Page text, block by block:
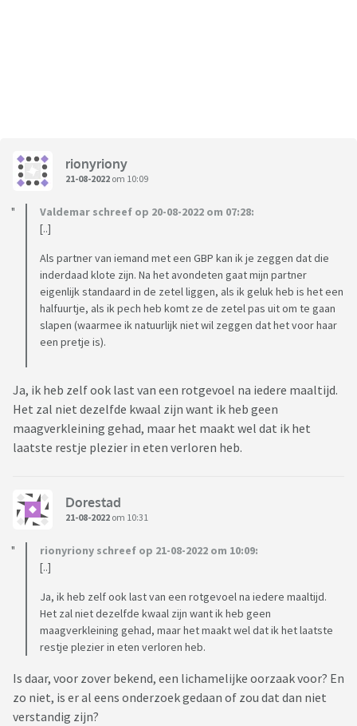
rionyriony
21-08-2022 om 10:09
Valdemar schreef op 20-08-2022 om 07:28:
[..]
Als partner van iemand met een GBP kan ik je zeggen dat die
inderdaad klote zijn. Na het avondeten gaat mijn partner
eigenlijk standaard in de zetel liggen, als ik geluk heb is het een
halfuurtje, als ik pech heb komt ze de zetel pas uit om te gaan
slapen (waarmee ik natuurlijk niet wil zeggen dat het voor haar
een pretje is).
Ja, ik heb zelf ook last van een rotgevoel na iedere maaltijd.
Het zal niet dezelfde kwaal zijn want ik heb geen
maagverkleining gehad, maar het maakt wel dat ik het
laatste restje plezier in eten verloren heb.
Dorestad
21-08-2022 om 10:31
rionyriony schreef op 21-08-2022 om 10:09:
[..]
Ja, ik heb zelf ook last van een rotgevoel na iedere maaltijd.
Het zal niet dezelfde kwaal zijn want ik heb geen
maagverkleining gehad, maar het maakt wel dat ik het laatste
restje plezier in eten verloren heb.
Is daar, voor zover bekend, een lichamelijke oorzaak voor? En
zo niet, is er al eens onderzoek gedaan of zou dat dan niet
verstandig zijn?